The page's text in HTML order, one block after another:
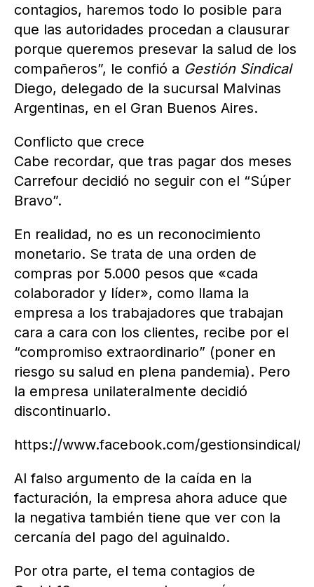
contagios, haremos todo lo posible para
que las autoridades procedan a clausurar
porque queremos presevar la salud de los
compañeros”, le confió a Gestión Sindical
Diego, delegado de la sucursal Malvinas
Argentinas, en el Gran Buenos Aires.
Conflicto que crece
Cabe recordar, que tras pagar dos meses
Carrefour decidió no seguir con el “Súper
Bravo”.
En realidad, no es un reconocimiento
monetario. Se trata de una orden de
compras por 5.000 pesos que «cada
colaborador y líder», como llama la
empresa a los trabajadores que trabajan
cara a cara con los clientes, recibe por el
“compromiso extraordinario” (poner en
riesgo su salud en plena pandemia). Pero
la empresa unilateralmente decidió
discontinuarlo.
https://www.facebook.com/gestionsindical/
Al falso argumento de la caída en la
facturación, la empresa ahora aduce que
la negativa también tiene que ver con la
cercanía del pago del aguinaldo.
Por otra parte, el tema contagios de